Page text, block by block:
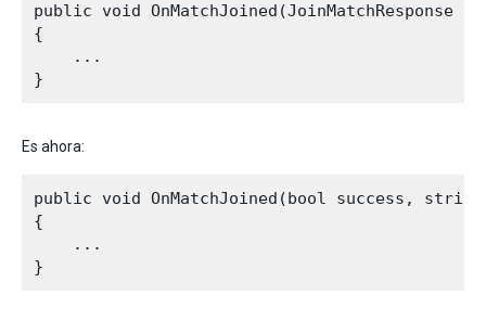
public void OnMatchJoined(JoinMatchResponse
{
    ...
Es ahora:
public void OnMatchJoined(bool success,
{
    ...